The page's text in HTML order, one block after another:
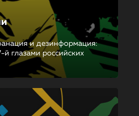
и дезинформация:
глазами российских